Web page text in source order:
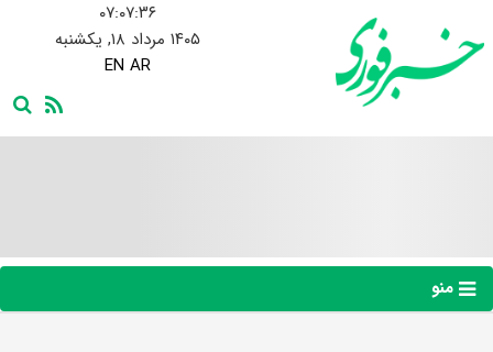
۰۷:۰۷:۳۷
۱۴۰۵ مرداد ۱۸, یکشنبه
EN AR
منو